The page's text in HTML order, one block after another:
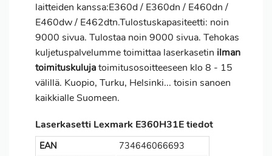
laitteiden kanssa:E360d / E360dn / E460dn /
E460dw / E462dtn.Tulostuskapasiteetti: noin
9000 sivua. Tulostaa noin 9000 sivua. Tehokas
kuljetuspalvelumme toimittaa laserkasetin ilman
toimituskulujatoimitusosoitteeseen klo 8 - 15
välillä. Kuopio, Turku, Helsinki... toisin sanoen
kaikkialle Suomeen.
Laserkasetti Lexmark E360H31E tiedot
EAN
734646066693